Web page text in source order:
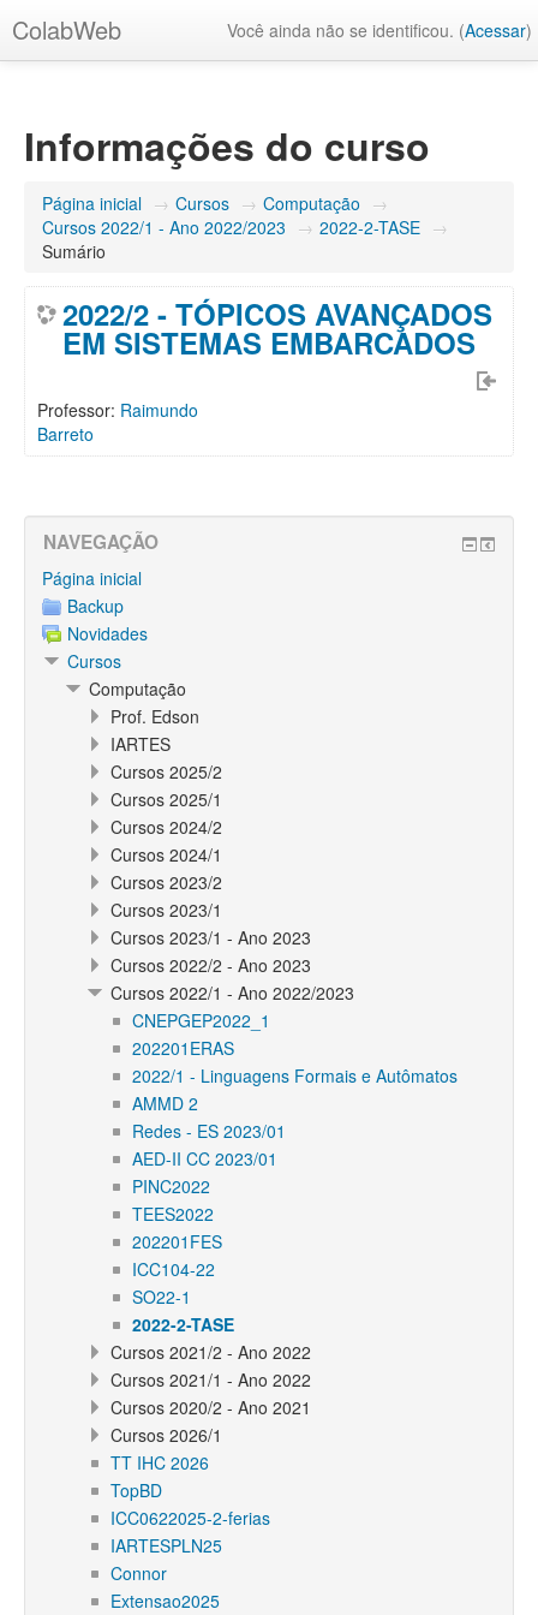
ColabWeb Você ainda não se identificou. (Acessar)
Informações do curso
Página inicial → Cursos → Computação →
Cursos 2022/1 - Ano 2022/2023 → 2022-2-TASE →
Sumário
2022/2 - TÓPICOS AVANÇADOS
EM SISTEMAS EMBARCADOS
Professor: Raimundo
Barreto
NAVEGAÇÃO
Página inicial
Backup
Novidades
Cursos
Computação
Prof. Edson
IARTES
Cursos 2025/2
Cursos 2025/1
Cursos 2024/2
Cursos 2024/1
Cursos 2023/2
Cursos 2023/1
Cursos 2023/1 - Ano 2023
Cursos 2022/2 - Ano 2023
Cursos 2022/1 - Ano 2022/2023
CNEPGEP2022_1
202201ERAS
2022/1 - Linguagens Formais e Autômatos
AMMD 2
Redes - ES 2023/01
AED-II CC 2023/01
PINC2022
TEES2022
202201FES
ICC104-22
SO22-1
2022-2-TASE
Cursos 2021/2 - Ano 2022
Cursos 2021/1 - Ano 2022
Cursos 2020/2 - Ano 2021
Cursos 2026/1
TT IHC 2026
TopBD
ICC0622025-2-ferias
IARTESPLN25
Connor
Extensao2025